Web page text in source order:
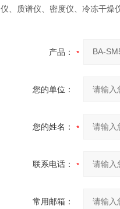
仪、质谱仪、密度仪、冷冻干燥
产品：
您的单位：
您的姓名：
联系电话：
常用邮箱：